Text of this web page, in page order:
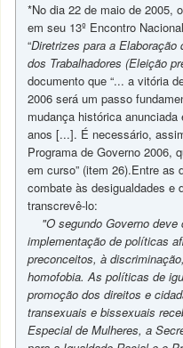
*No dia 22 de maio de 2005,
em seu 13º Encontro
“Diretrizes para a Elaboração
dos Trabalhadores (Eleição
documento que “... a vitória
2006 será um passo
mudança histórica
anos [...]. É necessário,
Programa de Governo 2006,
em curso” (item 26).Entre
combate às desigualdades e
transcrevê-lo:
"O segundo Governo deve
implementação de políticas
preconceitos, à
homofobia. As políticas de
promoção dos direitos e
transexuais e bissexuais
Especial de Mulheres, a